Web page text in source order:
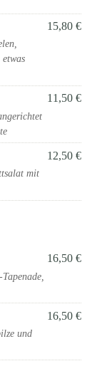
15,80 €
11,50 €
mit
12,50 €
16,50 €
und
16,50 €